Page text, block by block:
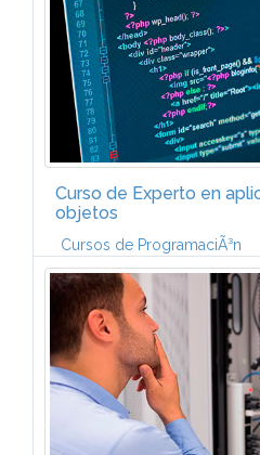
Curso de Experto en
objetos
Cursos de ProgramaciÃ³n
El programa de Experto en
InformÃ¡ticas orientadas a
seis mÃ³dulos:VISUAL
de Visual Studio.NET.